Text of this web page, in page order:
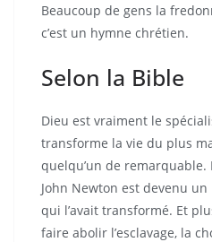
Beaucoup de gens la
c’est un hymne chrétien.
Selon la Bible
Dieu est vraiment le
transforme la vie du plus
quelqu’un de remarquable.
John Newton est devenu
qui l’avait transformé. Et
faire abolir l’esclavage, la